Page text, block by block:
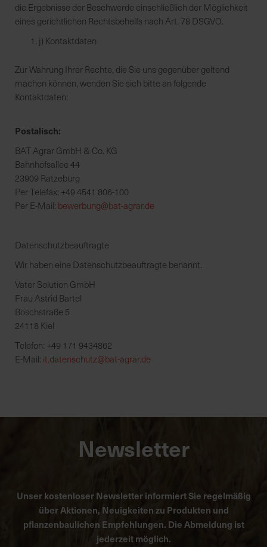
die Ergebnisse der Beschwerde einschließlich der Möglichkeit
eines gerichtlichen Rechtsbehelfs nach Art. 78 DSGVO.
j) Kontaktdaten
Zur Wahrung Ihrer Rechte, die Sie uns gegenüber geltend
machen können, wenden Sie sich bitte an folgende
Kontaktdaten:
Postalisch:
BAT Agrar GmbH & Co. KG
Bahnhofsallee 44
23909 Ratzeburg
Per Telefax: +49 4541 806-100
Per E-Mail: bewerbung@bat-agrar.de
Datenschutz­beauftragte
Wir haben eine Datenschutzbeauftragte benannt.
Vater Solution GmbH
Frau Astrid Bartel
Boschstraße 5
24118 Kiel
Telefon: +49 171 9434862
E-Mail: it.datenschutz@bat-agrar.de
Newsletter
Unser kostenloser Newsletter informiert Sie regelmäßig
über Aktionen, Neuigkeiten zu Produkten und
pflanzenbaulichen Empfehlungen. Die Abmeldung ist
jederzeit möglich.